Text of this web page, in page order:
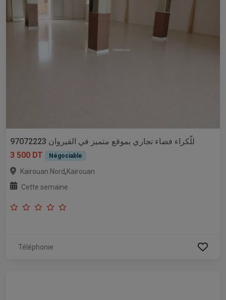
للّكراء فضاء تجاري بموقع متميز في القيروان 97072223
3 500 DT
Négociable
Kairouan Nord,Kairouan
Cette semaine
Téléphonie